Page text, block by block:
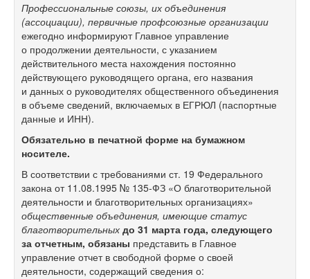
Профессиональные союзы, их объединения
(ассоциации), первичные профсоюзные организации
ежегодно информируют Главное управление
о продолжении деятельности, с указанием
действительного места нахождения постоянно
действующего руководящего органа, его названия
и данных о руководителях общественного объединения
в объеме сведений, включаемых в ЕГРЮЛ (паспортные
данные и ИНН).
Обязательно в печатной форме на бумажном
носителе.
В соответствии с требованиями ст. 19 Федерального
закона от 11.08.1995 № 135-ФЗ «О благотворительной
деятельности и благотворительных организациях»
общественные объединения, имеющие статус
благотворительных до 31 марта года, следующего
за отчетным, обязаны представить в Главное
управление отчет в свободной форме о своей
деятельности, содержащий сведения о: